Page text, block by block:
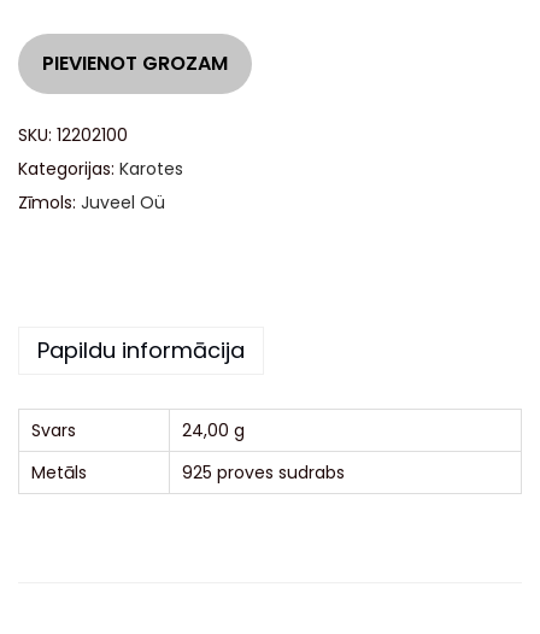
PIEVIENOT GROZAM
SKU: 12202100
Kategorijas: Karotes
Zīmols: Juveel Oü
Papildu informācija
Svars
24,00 g
Metāls
925 proves sudrabs